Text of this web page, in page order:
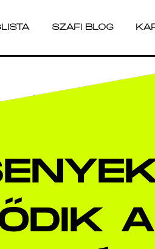
SZAFI BLOG
A